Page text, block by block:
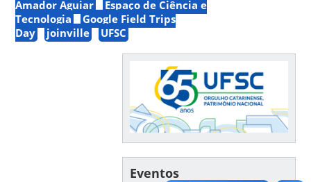
Amador Aguiar
Espaço de Ciência e
Tecnologia
Google Field Trips
Day
joinville UFSC
Eventos